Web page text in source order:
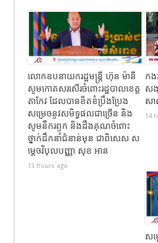
លោកឧបនាយករដ្ឋមន្ត្រី ហ៊ុន ម៉ានី
សូមកោតសរសើរចំពោះរដ្ឋបាលខេត្ត
តាកែវ ដែលបានខិតខំប្រឹងប្រែង
សម្រេចនូវសមិទ្ធផលជាច្រើន និង
សូមនឹករឭក និងដឹងគុណចំពោះ
ថ្នាក់ដឹកនាំជំនាន់មុន ជាពិសេស ស
ម្តេចវិបុលបញ្ញា សុខ អាន
13 hours ago
កង
ស
ស
14
សម្